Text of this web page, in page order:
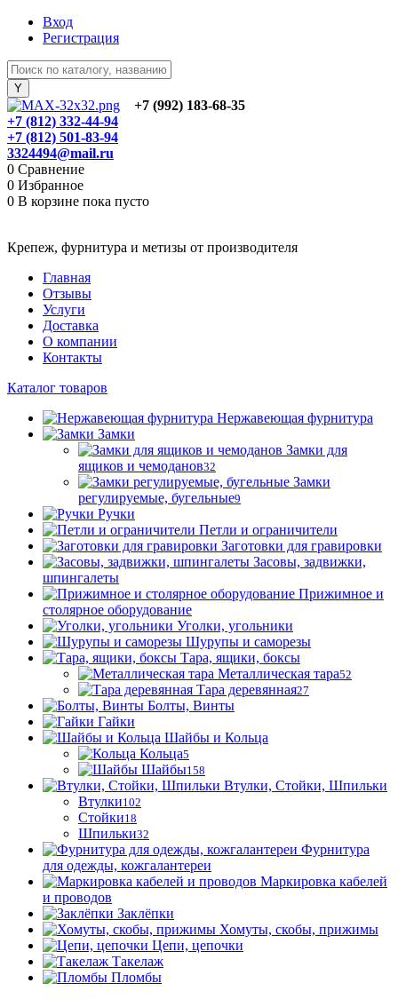
Вход
Регистрация
+7 (992) 183-68-35
+7 (812) 332-44-94
+7 (812) 501-83-94
3324494@mail.ru
0 Сравнение
0 Избранное
0 В корзине пока пусто
Крепеж, фурнитура и метизы от производителя
Главная
Отзывы
Услуги
Доставка
О компании
Контакты
Каталог товаров
Нержавеющая фурнитура
Замки
Замки для
ящиков и чемоданов32
Замки
регулируемые, бугельные9
Ручки
Петли и ограничители
Заготовки для гравировки
Засовы, задвижки,
шпингалеты
Прижимное и
столярное оборудование
Уголки, угольники
Шурупы и саморезы
Тара, ящики, боксы
Металлическая тара52
Тара деревянная27
Болты, Винты
Гайки
Шайбы и Кольца
Кольца5
Шайбы158
Втулки, Стойки, Шпильки
Втулки102
Стойки18
Шпильки32
Фурнитура
для одежды, кожгалантереи
Маркировка кабелей
и проводов
Заклёпки
Хомуты, скобы, прижимы
Цепи, цепочки
Такелаж
Пломбы